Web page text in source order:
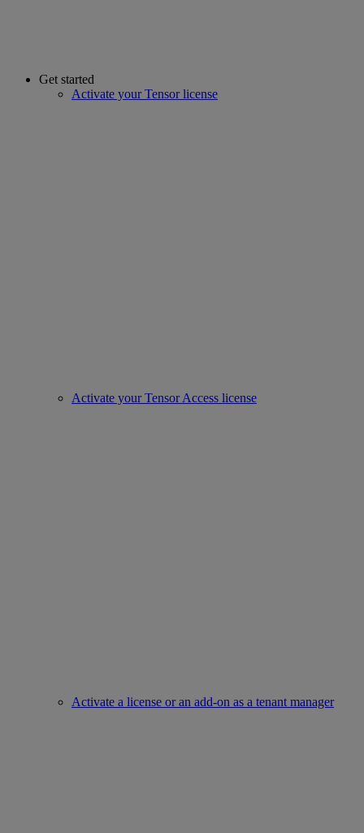
Get started
Activate your Tensor license
Activate your Tensor Access license
Activate a license or an add-on as a tenant manager